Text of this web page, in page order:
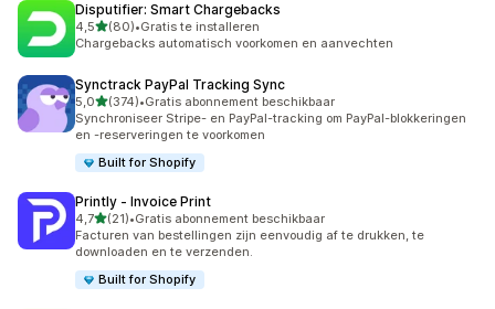
Disputifier: Smart Chargebacks
4,5van 5 sterren
(80)
80 recensies in totaal
•Gratis te installeren
Chargebacks automatisch voorkomen en aanvechten
Synctrack PayPal Tracking Sync
5,0van 5 sterren
(374)
374 recensies in totaal
•Gratis abonnement beschikbaar
Synchroniseer Stripe- en PayPal-tracking om PayPal-blokkeringen
en -reserveringen te voorkomen
Built for Shopify
Printly ‑ Invoice Print
4,7van 5 sterren
(21)
21 recensies in totaal
•Gratis abonnement beschikbaar
Facturen van bestellingen zijn eenvoudig af te drukken, te
downloaden en te verzenden.
Built for Shopify